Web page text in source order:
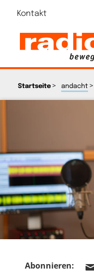
Kontakt
Startseite> andacht>
Abonnieren: